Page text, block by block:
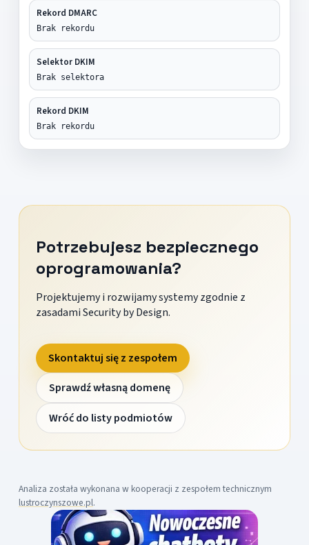
Rekord DMARC
Brak rekordu
Selektor DKIM
Brak selektora
Rekord DKIM
Brak rekordu
Potrzebujesz bezpiecznego
oprogramowania?
Projektujemy i rozwijamy systemy zgodnie z
zasadami Security by Design.
Skontaktuj się z zespołem
Sprawdź własną domenę
Wróć do listy podmiotów
Analiza została wykonana w kooperacji z zespołem technicznym
lustroczynszowe.pl.